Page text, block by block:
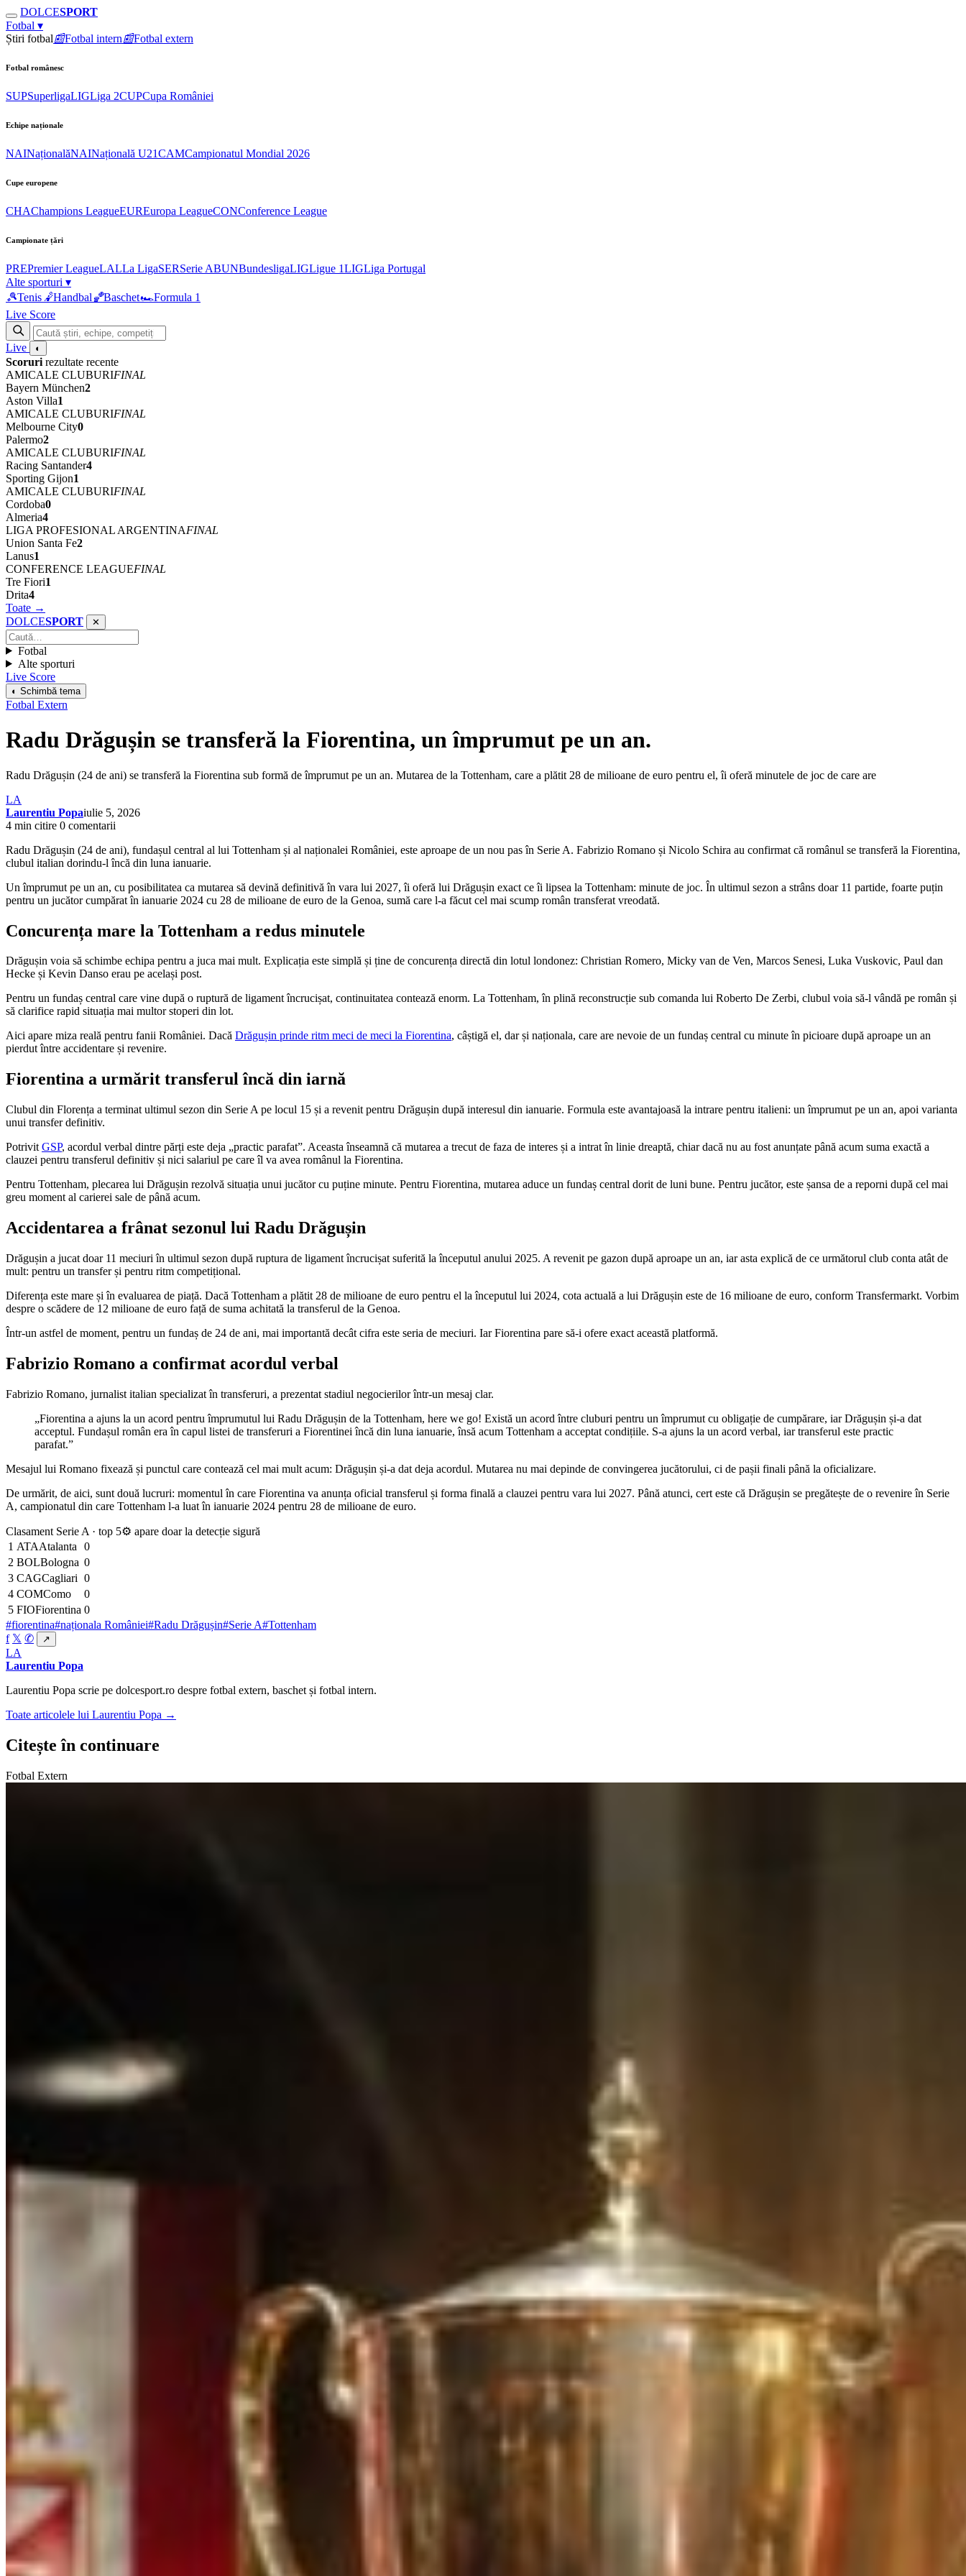
DOLCESPORT
Fotbal ▾
Știri fotbal📰Fotbal intern📰Fotbal extern
Fotbal românesc
SUPSuperligaLIGLiga 2CUPCupa României
Echipe naționale
NAINaționalăNAINațională U21CAMCampionatul Mondial 2026
Cupe europene
CHAChampions LeagueEUREuropa LeagueCONConference League
Campionate țări
PREPremier LeagueLALLa LigaSERSerie ABUNBundesligaLIGLigue 1LIGLiga Portugal
Alte sporturi ▾
🎾Tenis 🤾Handbal🏀Baschet🏎Formula 1
Live Score
Live ◐
Scoruri rezultate recente
AMICALE CLUBURIFINAL
Bayern München2
Aston Villa1
AMICALE CLUBURIFINAL
Melbourne City0
Palermo2
AMICALE CLUBURIFINAL
Racing Santander4
Sporting Gijon1
AMICALE CLUBURIFINAL
Cordoba0
Almeria4
LIGA PROFESIONAL ARGENTINAFINAL
Union Santa Fe2
Lanus1
CONFERENCE LEAGUEFINAL
Tre Fiori1
Drita4
Toate →
DOLCESPORT ✕
Fotbal
Alte sporturi
Live Score
◐ Schimbă tema
Fotbal Extern
Radu Drăgușin se transferă la Fiorentina, un împrumut pe un an.
Radu Drăgușin (24 de ani) se transferă la Fiorentina sub formă de împrumut pe un an. Mutarea de la Tottenham, care a plătit 28 de milioane de euro pentru el, îi oferă minutele de joc de care are
LA
Laurentiu Popaiulie 5, 2026
4 min citire 0 comentarii
Radu Drăgușin (24 de ani), fundașul central al lui Tottenham și al naționalei României, este aproape de un nou pas în Serie A. Fabrizio Romano și Nicolo Schira au confirmat că românul se transferă la Fiorentina,
clubul italian dorindu-l încă din luna ianuarie.
Un împrumut pe un an, cu posibilitatea ca mutarea să devină definitivă în vara lui 2027, îi oferă lui Drăgușin exact ce îi lipsea la Tottenham: minute de joc. În ultimul sezon a strâns doar 11 partide, foarte puțin
pentru un jucător cumpărat în ianuarie 2024 cu 28 de milioane de euro de la Genoa, sumă care l-a făcut cel mai scump român transferat vreodată.
Concurența mare la Tottenham a redus minutele
Drăgușin voia să schimbe echipa pentru a juca mai mult. Explicația este simplă și ține de concurența directă din lotul londonez: Christian Romero, Micky van de Ven, Marcos Senesi, Luka Vuskovic, Paul dan
Hecke și Kevin Danso erau pe același post.
Pentru un fundaș central care vine după o ruptură de ligament încrucișat, continuitatea contează enorm. La Tottenham, în plină reconstrucție sub comanda lui Roberto De Zerbi, clubul voia să-l vândă pe român și
să clarifice rapid situația mai multor stoperi din lot.
Aici apare miza reală pentru fanii României. Dacă Drăgușin prinde ritm meci de meci la Fiorentina, câștigă el, dar și naționala, care are nevoie de un fundaș central cu minute în picioare după aproape un an
pierdut între accidentare și revenire.
Fiorentina a urmărit transferul încă din iarnă
Clubul din Florența a terminat ultimul sezon din Serie A pe locul 15 și a revenit pentru Drăgușin după interesul din ianuarie. Formula este avantajoasă la intrare pentru italieni: un împrumut pe un an, apoi varianta
unui transfer definitiv.
Potrivit GSP, acordul verbal dintre părți este deja „practic parafat”. Aceasta înseamnă că mutarea a trecut de faza de interes și a intrat în linie dreaptă, chiar dacă nu au fost anunțate până acum suma exactă a
clauzei pentru transferul definitiv și nici salariul pe care îl va avea românul la Fiorentina.
Pentru Tottenham, plecarea lui Drăgușin rezolvă situația unui jucător cu puține minute. Pentru Fiorentina, mutarea aduce un fundaș central dorit de luni bune. Pentru jucător, este șansa de a reporni după cel mai
greu moment al carierei sale de până acum.
Accidentarea a frânat sezonul lui Radu Drăgușin
Drăgușin a jucat doar 11 meciuri în ultimul sezon după ruptura de ligament încrucișat suferită la începutul anului 2025. A revenit pe gazon după aproape un an, iar asta explică de ce următorul club conta atât de
mult: pentru un transfer și pentru ritm competițional.
Diferența este mare și în evaluarea de piață. Dacă Tottenham a plătit 28 de milioane de euro pentru el la începutul lui 2024, cota actuală a lui Drăgușin este de 16 milioane de euro, conform Transfermarkt. Vorbim
despre o scădere de 12 milioane de euro față de suma achitată la transferul de la Genoa.
Într-un astfel de moment, pentru un fundaș de 24 de ani, mai importantă decât cifra este seria de meciuri. Iar Fiorentina pare să-i ofere exact această platformă.
Fabrizio Romano a confirmat acordul verbal
Fabrizio Romano, jurnalist italian specializat în transferuri, a prezentat stadiul negocierilor într-un mesaj clar.
„Fiorentina a ajuns la un acord pentru împrumutul lui Radu Drăgușin de la Tottenham, here we go! Există un acord între cluburi pentru un împrumut cu obligație de cumpărare, iar Drăgușin și-a dat
acceptul. Fundașul român era în capul listei de transferuri a Fiorentinei încă din luna ianuarie, însă acum Tottenham a acceptat condițiile. S-a ajuns la un acord verbal, iar transferul este practic
parafat.”
Mesajul lui Romano fixează și punctul care contează cel mai mult acum: Drăgușin și-a dat deja acordul. Mutarea nu mai depinde de convingerea jucătorului, ci de pașii finali până la oficializare.
De urmărit, de aici, sunt două lucruri: momentul în care Fiorentina va anunța oficial transferul și forma finală a clauzei pentru vara lui 2027. Până atunci, cert este că Drăgușin se pregătește de o revenire în Serie
A, campionatul din care Tottenham l-a luat în ianuarie 2024 pentru 28 de milioane de euro.
Clasament Serie A · top 5⚙ apare doar la detecție sigură
1 ATAAtalanta
0
2 BOLBologna 0
3 CAGCagliari 0
4 COMComo
0
5 FIOFiorentina 0
#fiorentina#naționala României#Radu Drăgușin#Serie A#Tottenham
f 𝕏 ✆ ↗
LA
Laurentiu Popa
Laurentiu Popa scrie pe dolcesport.ro despre fotbal extern, baschet și fotbal intern.
Toate articolele lui Laurentiu Popa →
Citește în continuare
Fotbal Extern
Rayo Vallecano a încasat peste 40 de milioane de euro
august 7, 2026
august 7, 2026
3 · Top
Twente a făcut 6-0 cu Dunajska Streda. Ce au făcut românii implicați în meciurile serii din Conference
Leeds a plătit 47 de milioane de euro pentru James Trafford
Chelsea vrea să taie lotul de la 41 la 25 de jucători
august 7, 2026
Fotbal Extern
FIFA a negociat în secret Super Liga cu un plan pe 12 ani
august 6, 2026
Fotbal Extern
Hansi Flick s-a enervat pe Ferran Torres după ce atacantul Barcelonei a forțat public noul contract
august 6, 2026